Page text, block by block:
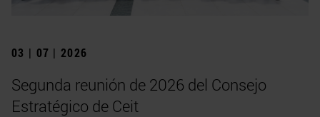
03 | 07 | 2026
Segunda reunión de 2026 del Consejo
Estratégico de Ceit